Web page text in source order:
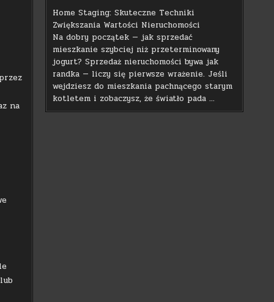
na
Home Staging: Skuteczne Techniki
Zwiększania Wartości Nieruchomości
Na dobry początek — jak sprzedać
mieszkanie szybciej niż przeterminowany
jogurt? Sprzedaż nieruchomości bywa jak
randka — liczy się pierwsze wrażenie. Jeśli
wejdziesz do mieszkania pachnącego starym
kotletem i zobaczysz, że światło pada …